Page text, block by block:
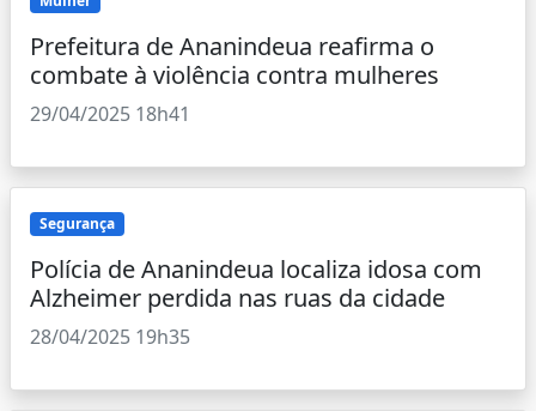
Prefeitura de Ananindeua reafirma o
combate à violência contra mulheres
29/04/2025 18h41
Segurança
Polícia de Ananindeua localiza idosa com
Alzheimer perdida nas ruas da cidade
28/04/2025 19h35